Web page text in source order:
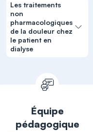
Les traitements
non
pharmacologiques
de la douleur chez
le patient en
dialyse
Équipe
pédagogique